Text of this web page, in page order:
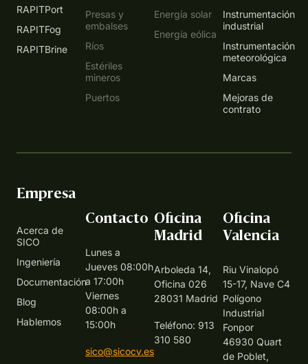
RAPITPort
RAPITFog
RAPITBrine
Presas y
embalses
Ríos
Estériles
mineros
Puertos
Energía solar
Energía eólica
Instrumentación
industrial
Instrumentación
meteorológica
Marcas
Mejoras de
contrato
Empresa
Acerca de
SICO
Ingeniería
Documentación
Blog
Hablemos
Contacto
Lunes a
Jueves 08:00h
a 17:00h
Viernes
08:00h a
15:00h
sico@sicocv.es
Oficina
Madrid
Arboleda 14,
Oficina 026
28031 Madrid
Teléfono: 913
310 580
Oficina
Valencia
Riu Vinalopó
15-17, Nave C4
Polígono
Industrial
Fonpor
46930 Quart
de Poblet,